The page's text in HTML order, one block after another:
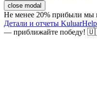
close modal
Не менее 20% прибыли мы
Детали и отчеты KuluarHelp
— приближайте победу!